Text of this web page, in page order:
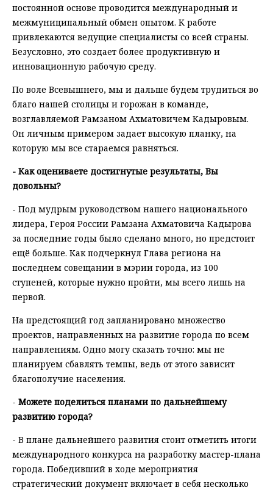
постоянной основе проводится международный и
межмуниципальный обмен опытом. К работе
привлекаются ведущие специалисты со всей страны.
Безусловно, это создает более продуктивную и
инновационную рабочую среду.
По воле Всевышнего, мы и дальше будем трудиться во
благо нашей столицы и горожан в команде,
возглавляемой Рамзаном Ахматовичем Кадыровым.
Он личным примером задает высокую планку, на
которую мы все стараемся равняться.
- Как оцениваете достигнутые результаты, Вы
довольны?
- Под мудрым руководством нашего национального
лидера, Героя России Рамзана Ахматовича Кадырова
за последние годы было сделано много, но предстоит
ещё больше. Как подчеркнул Глава региона на
последнем совещании в мэрии города, из 100
ступеней, которые нужно пройти, мы всего лишь на
первой.
На предстоящий год запланировано множество
проектов, направленных на развитие города по всем
направлениям. Одно могу сказать точно: мы не
планируем сбавлять темпы, ведь от этого зависит
благополучие населения.
- Можете поделиться планами по дальнейшему
развитию города?
- В плане дальнейшего развития стоит отметить итоги
международного конкурса на разработку мастер-плана
города. Победивший в ходе мероприятия
стратегический документ включает в себя несколько